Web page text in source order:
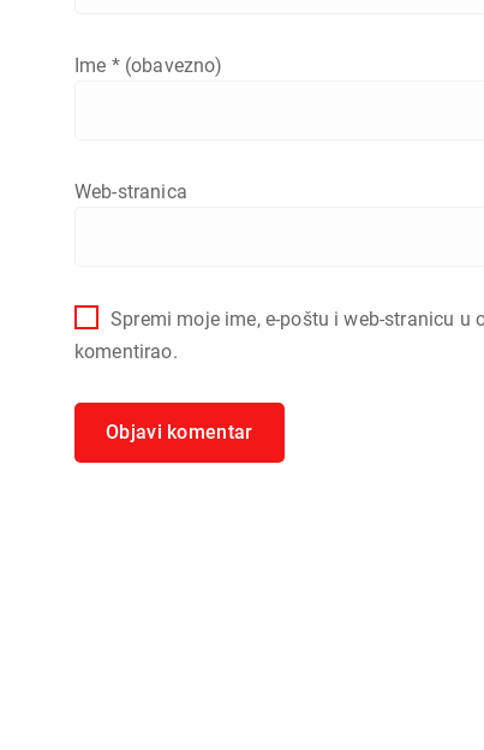
Ime * (obavezno)
Web-stranica
Spremi moje ime, e-poštu i web-stranicu
komentirao.